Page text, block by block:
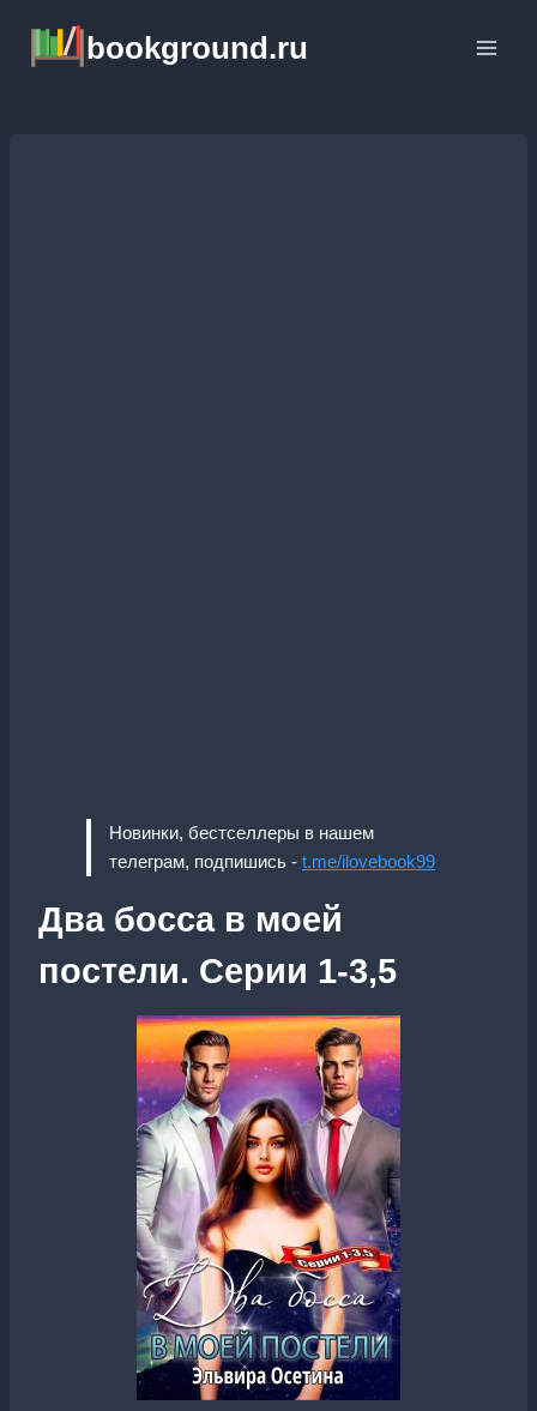
содержимому
bookground.ru
Новинки, бестселлеры в нашем
телеграм, подпишись - t.me/ilovebook99
Два босса в моей
постели. Серии 1-3,5